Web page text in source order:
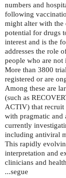
numbers and
following
might alter with the
potential for drugs
interest and is the
addresses the role
people who are not
More than 3800
registered or are
Among these are
(such as
ACTIV) that recruit
with pragmatic and
currently
including antiviral
This rapidly
interpretation and
clinicians and
...segue